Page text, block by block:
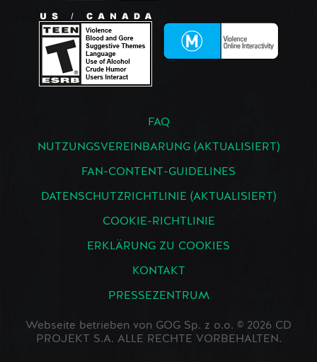
FAQ
NUTZUNGSVEREINBARUNG (AKTUALISIERT)
FAN-CONTENT-GUIDELINES
DATENSCHUTZRICHTLINIE (AKTUALISIERT)
COOKIE-RICHTLINIE
ERKLÄRUNG ZU COOKIES
KONTAKT
PRESSEZENTRUM
Webseite betrieben von GOG Sp. z o.o. © 2026 CD
PROJEKT S.A. ALLE RECHTE VORBEHALTEN.